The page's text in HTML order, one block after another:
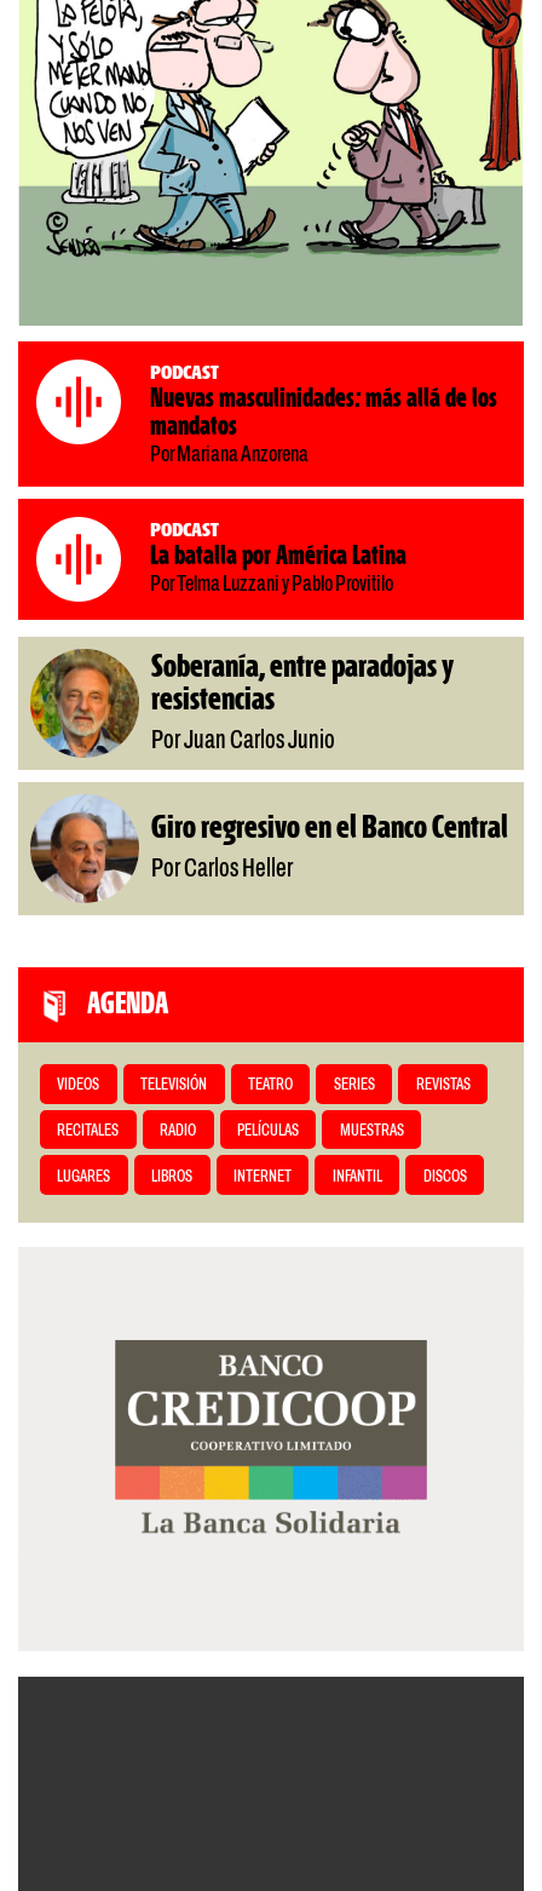
Podcast
Nuevas masculinidades: más allá de los
mandatos
Por Mariana Anzorena
Podcast
La batalla por América Latina
Por Telma Luzzani y Pablo Provitilo
Soberanía, entre paradojas y
resistencias
Por Juan Carlos Junio
Giro regresivo en el Banco Central
Por Carlos Heller
AGENDA
VIDEOS TELEVISIÓN TEATRO SERIES REVISTAS
RECITALES RADIO PELÍCULAS MUESTRAS
LUGARES LIBROS INTERNET INFANTIL DISCOS